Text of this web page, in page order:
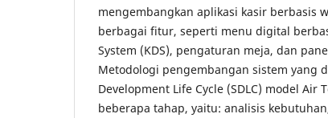
mengembangkan aplikasi kasir berbasis
berbagai fitur, seperti menu digital
System (KDS), pengaturan meja, dan
Metodologi pengembangan sistem yang
Development Life Cycle (SDLC) model Air
beberapa tahap, yaitu: analisis